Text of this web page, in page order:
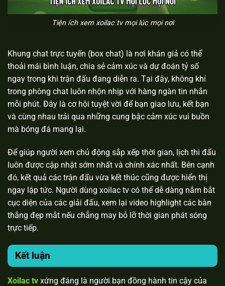
Tiện ích xem xoilac tv mọi lúc mọi nơi
Khung chat trực tuyến (box chat) là nơi khán giả có thể
thoải mái bình luận, chia sẻ cảm xúc và dự đoán tỷ số
ngay trong khi trận đấu đang diễn ra. Tại đây, không khí
trong phòng chat luôn nhộn nhịp với hàng ngàn tin nhắn
mỗi phút. Đây là cơ hội tuyệt vời để bạn giao lưu, kết bạn
và cùng nhau trải qua những cung bậc cảm xúc vui buồn
mà bóng đá mang lại.
Để giúp người xem chủ động sắp xếp thời gian, lịch thi đấu
luôn được cập nhật sớm nhất và chính xác nhất. Bên cạnh
đó, kết quả các trận đấu vừa kết thúc cũng được hiển thị
ngay lập tức. Người dùng xoilac tv có thể dễ dàng nắm bắt
cục diện của các giải đấu, xem lại video highlight các bàn
thắng đẹp mắt nếu chẳng may bỏ lỡ thời gian phát sóng
trực tiếp.
Kết luận
Xoilac tv xứng đáng là người bạn đồng hành tin cậy của